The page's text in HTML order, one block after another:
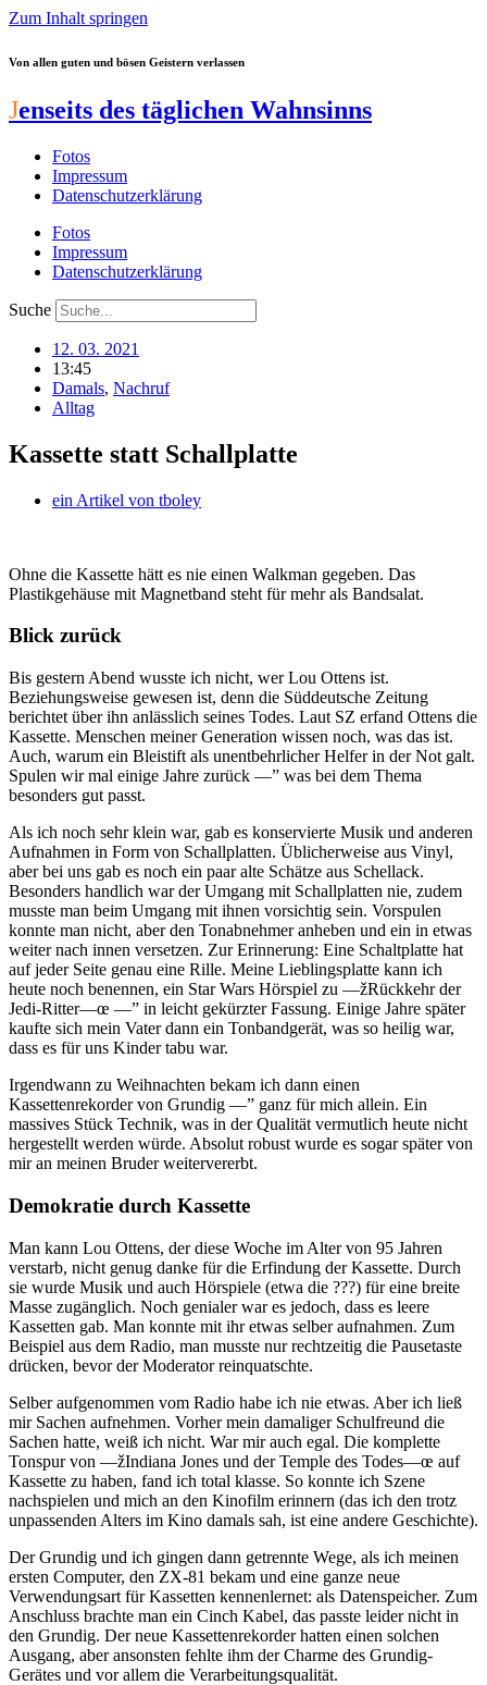
Zum Inhalt springen
Von allen guten und bösen Geistern verlassen
Jenseits des täglichen Wahnsinns
Fotos
Impressum
Datenschutzerklärung
Fotos
Impressum
Datenschutzerklärung
Suche
12. 03. 2021
13:45
Damals, Nachruf
Alltag
Kassette statt Schallplatte
ein Artikel von tboley
Ohne die Kassette hätt es nie einen Walkman gegeben. Das
Plastikgehäuse mit Magnetband steht für mehr als Bandsalat.
Blick zurück
Bis gestern Abend wusste ich nicht, wer Lou Ottens ist.
Beziehungsweise gewesen ist, denn die Süddeutsche Zeitung
berichtet über ihn anlässlich seines Todes. Laut SZ erfand Ottens die
Kassette. Menschen meiner Generation wissen noch, was das ist.
Auch, warum ein Bleistift als unentbehrlicher Helfer in der Not galt.
Spulen wir mal einige Jahre zurück —” was bei dem Thema
besonders gut passt.
Als ich noch sehr klein war, gab es konservierte Musik und anderen
Aufnahmen in Form von Schallplatten. Üblicherweise aus Vinyl,
aber bei uns gab es noch ein paar alte Schätze aus Schellack.
Besonders handlich war der Umgang mit Schallplatten nie, zudem
musste man beim Umgang mit ihnen vorsichtig sein. Vorspulen
konnte man nicht, aber den Tonabnehmer anheben und ein in etwas
weiter nach innen versetzen. Zur Erinnerung: Eine Schaltplatte hat
auf jeder Seite genau eine Rille. Meine Lieblingsplatte kann ich
heute noch benennen, ein Star Wars Hörspiel zu —žRückkehr der
Jedi-Ritter—œ —” in leicht gekürzter Fassung. Einige Jahre später
kaufte sich mein Vater dann ein Tonbandgerät, was so heilig war,
dass es für uns Kinder tabu war.
Irgendwann zu Weihnachten bekam ich dann einen
Kassettenrekorder von Grundig —” ganz für mich allein. Ein
massives Stück Technik, was in der Qualität vermutlich heute nicht
hergestellt werden würde. Absolut robust wurde es sogar später von
mir an meinen Bruder weitervererbt.
Demokratie durch Kassette
Man kann Lou Ottens, der diese Woche im Alter von 95 Jahren
verstarb, nicht genug danke für die Erfindung der Kassette. Durch
sie wurde Musik und auch Hörspiele (etwa die ???) für eine breite
Masse zugänglich. Noch genialer war es jedoch, dass es leere
Kassetten gab. Man konnte mit ihr etwas selber aufnahmen. Zum
Beispiel aus dem Radio, man musste nur rechtzeitig die Pausetaste
drücken, bevor der Moderator reinquatschte.
Selber aufgenommen vom Radio habe ich nie etwas. Aber ich ließ
mir Sachen aufnehmen. Vorher mein damaliger Schulfreund die
Sachen hatte, weiß ich nicht. War mir auch egal. Die komplette
Tonspur von —žIndiana Jones und der Temple des Todes—œ auf
Kassette zu haben, fand ich total klasse. So konnte ich Szene
nachspielen und mich an den Kinofilm erinnern (das ich den trotz
unpassenden Alters im Kino damals sah, ist eine andere Geschichte).
Der Grundig und ich gingen dann getrennte Wege, als ich meinen
ersten Computer, den ZX-81 bekam und eine ganze neue
Verwendungsart für Kassetten kennenlernet: als Datenspeicher. Zum
Anschluss brachte man ein Cinch Kabel, das passte leider nicht in
den Grundig. Der neue Kassettenrekorder hatten einen solchen
Ausgang, aber ansonsten fehlte ihm der Charme des Grundig-
Gerätes und vor allem die Verarbeitungsqualität.